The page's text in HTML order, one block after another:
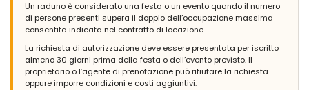
Un raduno è considerato una festa o un evento quando il numero
di persone presenti supera il doppio dell’occupazione massima
consentita indicata nel contratto di locazione.
La richiesta di autorizzazione deve essere presentata per iscritto
almeno 30 giorni prima della festa o dell’evento previsto. Il
proprietario o l’agente di prenotazione può rifiutare la richiesta
oppure imporre condizioni e costi aggiuntivi.